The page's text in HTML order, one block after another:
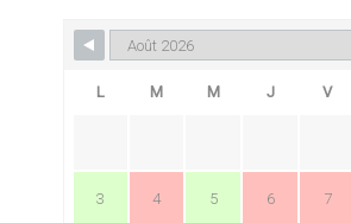
L M M J V
3 4 5 6 7